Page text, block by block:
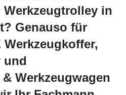
Werkzeugtrolley in
Genauso für
und
Werkzeugwagen